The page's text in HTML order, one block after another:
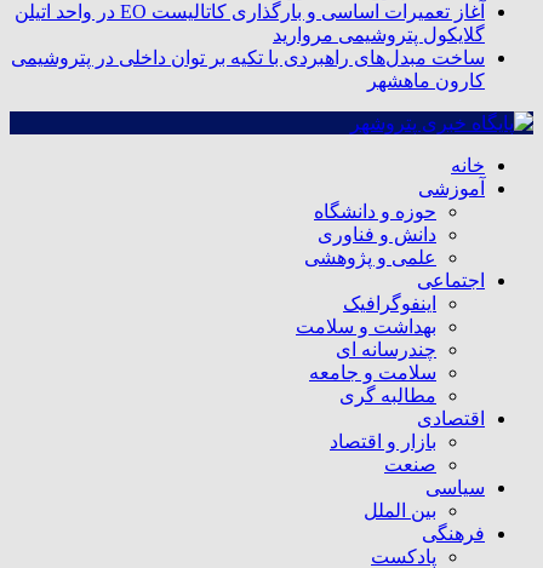
آغاز تعمیرات اساسی و بارگذاری کاتالیست EO در واحد اتیلن
گلایکول پتروشیمی مروارید
ساخت مبدل‌های راهبردی با تکیه بر توان داخلی در پتروشیمی
کارون ماهشهر
خانه
آموزشی
حوزه و دانشگاه
دانش و فناوری
علمی و پژوهشی
اجتماعی
اینفوگرافیک
بهداشت و سلامت
چندرسانه ای
سلامت و جامعه
مطالبه گری
اقتصادی
بازار و اقتصاد
صنعت
سیاسی
بین الملل
فرهنگی
پادکست